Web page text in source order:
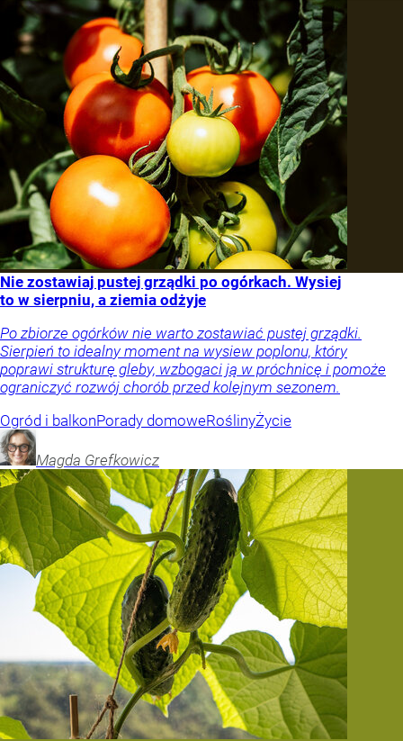
Nie zostawiaj pustej grządki po ogórkach. Wysiej
to w sierpniu, a ziemia odżyje
Po zbiorze ogórków nie warto zostawiać pustej grządki.
Sierpień to idealny moment na wysiew poplonu, który
poprawi strukturę gleby, wzbogaci ją w próchnicę i pomoże
ograniczyć rozwój chorób przed kolejnym sezonem.
Ogród i balkonPorady domoweRoślinyŻycie
Magda Grefkowicz